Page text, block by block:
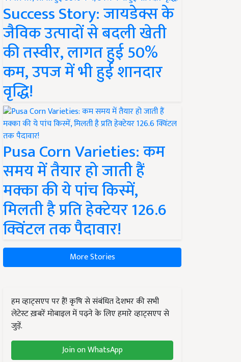
Success Story: जायडेक्स के
जैविक उत्पादों से बदली खेती
की तस्वीर, लागत हुई 50%
कम, उपज में भी हुई शानदार
वृद्धि!
Pusa Corn Varieties: कम
समय में तैयार हो जाती हैं
मक्का की ये पांच किस्में,
मिलती है प्रति हेक्टेयर 126.6
क्विंटल तक पैदावार!
More Stories
हम व्हाट्सएप पर हैं! कृषि से संबंधित देशभर की सभी
लेटेस्ट ख़बरें मोबाइल में पढ़ने के लिए हमारे व्हाट्सएप से
जुड़ें.
Join on WhatsApp